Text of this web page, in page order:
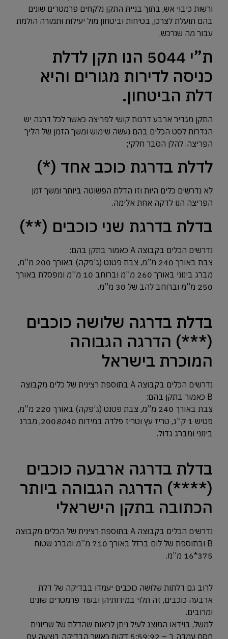
ורשות כיבוי אש, בתוך בניית התקן נלקחים פרמטרים שונים
בהם תועלת לצרכן, בטיחות וביטחון מול יעילות ותמורה הולמת
עבור מה שנרכש.
ת”י 5044 הנו תקן לדלת
כניסה לדירות מגורים והיא
דלת הביטחון.
התקן מגדיר ארבע דרגות קושי לפריצה כאשר לכל דרגה יש
הגדרות לסט הכלים בהם נעשה שימוש ומשך הזמן של הליך
הפריצה. להלן הסבר חלקי;
לדלת בדרגת כוכב אחד (*)
לא נדרשים כלים היות וזו הדלת הפשוטה ביותר ומשך זמן
הפריצה הנו לדקה אחת אלימה.
בדלת בדרגת שני כוכבים (**)
נדרשים הכלים בקבוצה A כאמור בתקן בהם:
צבת באורך 240 מ”מ, צבת פטנט (ג’פקה) באורך 200 מ”מ,
מברג בינוני באורך 260 מ”מ וברוחב 10 מ”מ ומפסלת באורך
250 מ”מ וברוחב להב של 30 מ”מ.
בדלת בדרגה שלושה כוכבים
(***) הדרגה הגבוהה
המוכרת בישראל
נדרשים הכלים בקבוצה A בתוספת רצינית של כלים מקבוצה
B כאמור בתקן בהם:
צבת באורך 240 מ”מ, צבת פטנט (ג’פקה) באורך 220 מ”מ,
פטיש 1 ק”ג, טריז עץ וטריז פלדה במידות 200
80
40, מברג
בינוני ומברג גדול.
בדלת בדרגה ארבעה כוכבים
(****) הדרגה הגבוהה ביותר
הכתובה בתקן הישראלי
נדרשים הכלים בקבוצה A בתוספת רצינית של הכלים מקבוצה
B ובתוספת של לום ברזל באורך 710 מ”מ ומברג שטוח
375*16 מ”מ.
לרוב גם דלתות שלושה כוכבים יעמדו בבדיקה של דלת
ארבעה כוכבים, זה תלוי במידותיהן ובעוד פרמטרים שונים
ומרובים.
למשל, בוידאו המוצג לעיל ניתן לראות שהדלת של שריונית
חסם עמדה ב – 5:59:92 דקות כאשר הבדיקה בוצעה עם